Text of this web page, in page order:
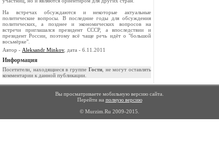
На встречах обсуждаются и некоторые актуальные
политические вопросы. В последние годы для обсуждения
политических, а позднее и экономических вопросов на
встречи приглашался президент СССР, а впоследствии и
президент России, поэтому всё чаще речь идёт о "большой
восьмёрке".
Автор - Aleksandr Minkov, дата - 6.11.2011
Информация
Посетители, находящиеся в группе Гости, не могут оставлять
комментарии к данной публикации.
Вы просматриваете мобильную версию сайта.
Перейти на полную версию
© Murzim.Ru 2009-2015.